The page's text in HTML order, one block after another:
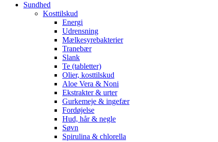
Sundhed
Kosttilskud
Energi
Udrensning
Mælkesyrebakterier
Tranebær
Slank
Te (tabletter)
Olier, kosttilskud
Aloe Vera & Noni
Ekstrakter & urter
Gurkemeje & ingefær
Fordøjelse
Hud, hår & negle
Søvn
Spirulina & chlorella